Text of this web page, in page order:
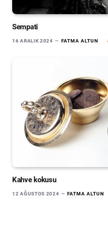
Sempati
16 ARALIK 2024 FATMA ALTUN
Kahve kokusu
12 AĞUSTOS 2024 FATMA ALTUN